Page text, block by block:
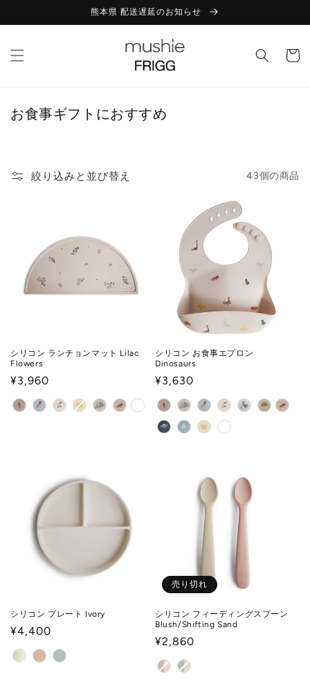
進む
【 8/8(土)～8/16(日)は夏季休業となります 】
ー
コ
ョ
お食事ギフトにおすすめ
絞り込みと並び替え 43個の商品
シリコン ランチョンマット Lilac
Flowers
通
常
価
¥3,960
シリコン お食事エプロン
Dinosaurs
通
常
価
格
¥3,630
シリコン プレート Ivory
通
常
価
¥4,400
売り切れ
シリコン フィーディングスプーン
Blush/Shifting Sand
通
常
価
¥2,860